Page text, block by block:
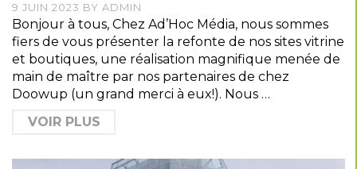
9 JUIN 2023 BY ADMIN
Bonjour à tous, Chez Ad’Hoc Média, nous sommes
fiers de vous présenter la refonte de nos sites vitrine
et boutiques, une réalisation magnifique menée de
main de maître par nos partenaires de chez
Doowup (un grand merci à eux!). Nous …
VOIR PLUS